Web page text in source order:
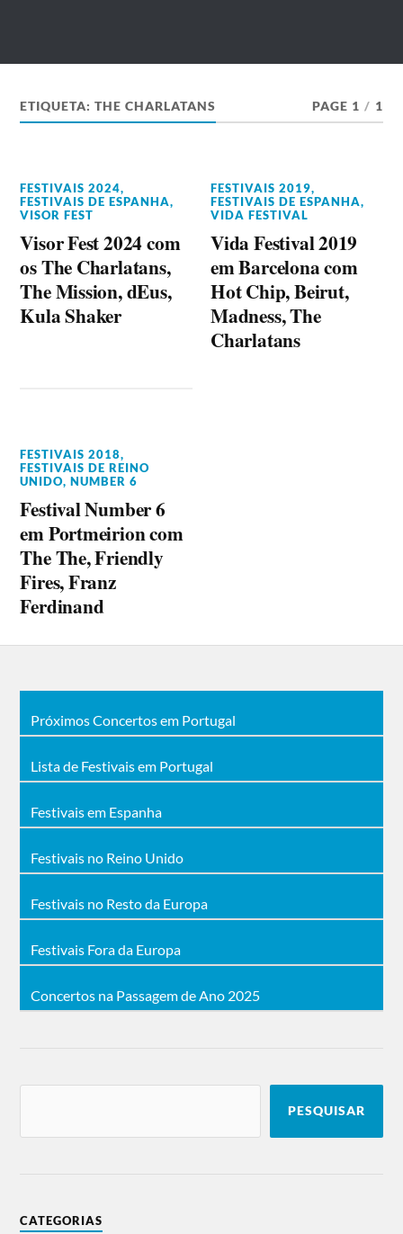
ETIQUETA:THE CHARLATANS PAGE 1 / 1
FESTIVAIS 2024,
FESTIVAIS DE ESPANHA,
VISOR FEST
Visor Fest 2024 com
os The Charlatans,
The Mission, dEus,
Kula Shaker
FESTIVAIS 2019,
FESTIVAIS DE ESPANHA,
VIDA FESTIVAL
Vida Festival 2019
em Barcelona com
Hot Chip, Beirut,
Madness, The
Charlatans
FESTIVAIS 2018,
FESTIVAIS DE REINO
UNIDO,NUMBER 6
Festival Number 6
em Portmeirion com
The The, Friendly
Fires, Franz
Ferdinand
Próximos Concertos em Portugal
Lista de Festivais em Portugal
Festivais em Espanha
Festivais no Reino Unido
Festivais no Resto da Europa
Festivais Fora da Europa
Concertos na Passagem de Ano 2025
PESQUISAR
CATEGORIAS